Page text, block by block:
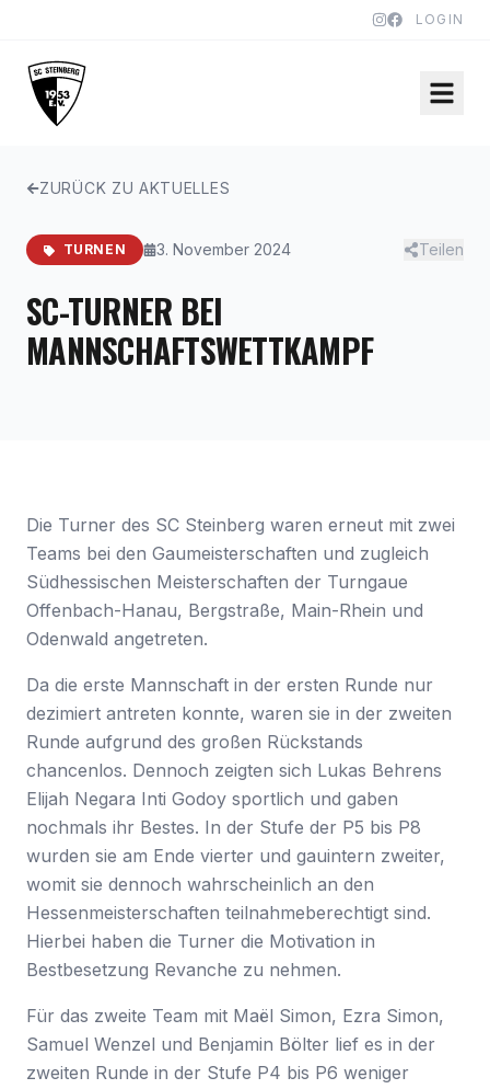
LOGIN
ZURÜCK ZU AKTUELLES
TURNEN 3. November 2024 Teilen
SC-TURNER BEI
MANNSCHAFTSWETTKAMPF
Die Turner des SC Steinberg waren erneut mit zwei
Teams bei den Gaumeisterschaften und zugleich
Südhessischen Meisterschaften der Turngaue
Offenbach-Hanau, Bergstraße, Main-Rhein und
Odenwald angetreten.
Da die erste Mannschaft in der ersten Runde nur
dezimiert antreten konnte, waren sie in der zweiten
Runde aufgrund des großen Rückstands
chancenlos. Dennoch zeigten sich Lukas Behrens
Elijah Negara Inti Godoy sportlich und gaben
nochmals ihr Bestes. In der Stufe der P5 bis P8
wurden sie am Ende vierter und gauintern zweiter,
womit sie dennoch wahrscheinlich an den
Hessenmeisterschaften teilnahmeberechtigt sind.
Hierbei haben die Turner die Motivation in
Bestbesetzung Revanche zu nehmen.
Für das zweite Team mit Maël Simon, Ezra Simon,
Samuel Wenzel und Benjamin Bölter lief es in der
zweiten Runde in der Stufe P4 bis P6 weniger